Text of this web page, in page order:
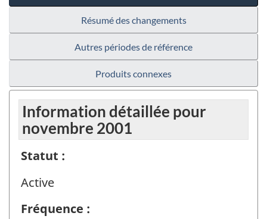
Résumé des changements
Autres périodes de référence
Produits connexes
Information détaillée pour
novembre 2001
Statut :
Active
Fréquence :